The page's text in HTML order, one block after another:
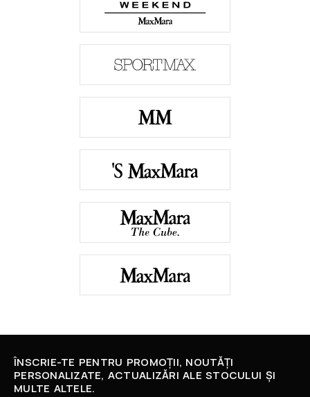
ÎNSCRIE-TE PENTRU PROMOȚII, NOUTĂȚI
PERSONALIZATE, ACTUALIZĂRI ALE STOCULUI ȘI
MULTE ALTELE.